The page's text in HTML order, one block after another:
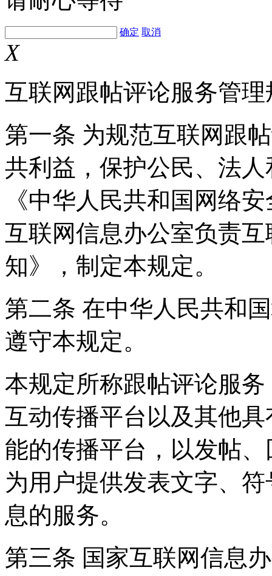
确定 取消
X
互联网跟帖评论服务管理
第一条 为规范互联网跟
共利益，保护公民、法
《中华人民共和国网络
互联网信息办公室负责
知》，制定本规定。
第二条 在中华人民共和
遵守本规定。
本规定所称跟帖评论服
互动传播平台以及其他
能的传播平台，以发帖
为用户提供发表文字、
息的服务。
第三条 国家互联网信息